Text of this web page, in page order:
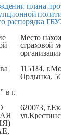
плана
распорядка
Место
страховой
в г.
115184,
Ордынка,
620073,